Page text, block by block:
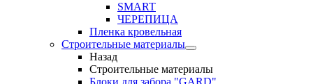
SMART
ЧЕРЕПИЦА
Пленка кровельная
Строительные материалы
Назад
Строительные материалы
Блоки для забора "GARD"